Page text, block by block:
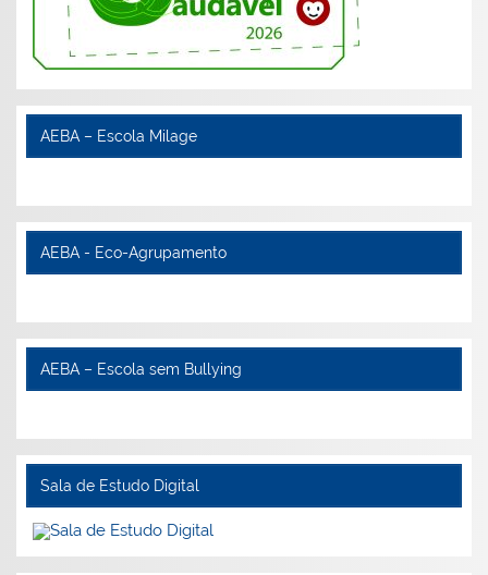
AEBA – Escola Milage
AEBA - Eco-Agrupamento
AEBA – Escola sem Bullying
Sala de Estudo Digital